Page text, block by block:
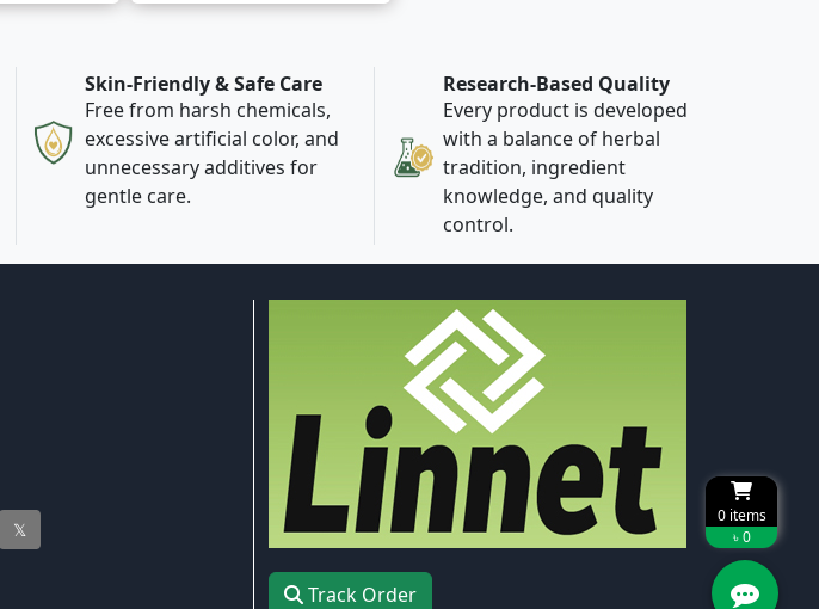
0items
৳ 0
Skin-Friendly & Safe Care
Free from harsh chemicals,
excessive artificial color, and
unnecessary additives for
gentle care.
Research-Based Quality
Every product is developed
with a balance of herbal
tradition, ingredient
knowledge, and quality
control.
𝕏
Track Order